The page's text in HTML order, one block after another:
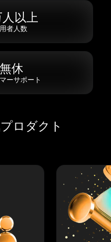
以上
者人数
休
ーサポート
ロダクト